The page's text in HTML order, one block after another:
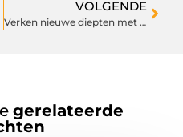
VOLGENDE
Verken nieuwe diepten met specialistische duikuitrusting en trips
gerelateerde